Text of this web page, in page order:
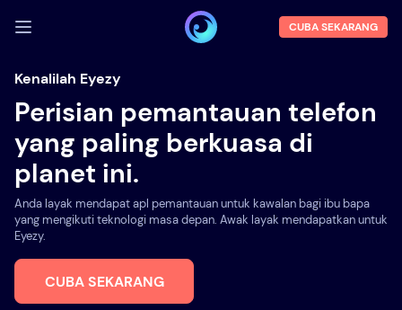
LOG MASUK
Demo
Ciri-ciri
Tentang kami
Blog
CUBA SEKARANG
Kenalilah Eyezy
Perisian pemantauan telefon
yang paling berkuasa di
planet ini.
Anda layak mendapat apl pemantauan untuk kawalan bagi ibu bapa
yang mengikuti teknologi masa depan. Awak layak mendapatkan untuk
Eyezy.
CUBA SEKARANG